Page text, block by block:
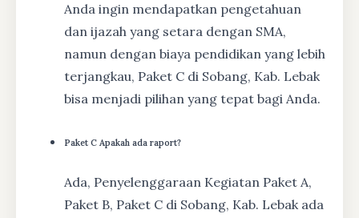
Anda ingin mendapatkan pengetahuan
dan ijazah yang setara dengan SMA,
namun dengan biaya pendidikan yang lebih
terjangkau, Paket C di Sobang, Kab. Lebak
bisa menjadi pilihan yang tepat bagi Anda.
Paket C Apakah ada raport?
Ada, Penyelenggaraan Kegiatan Paket A,
Paket B, Paket C di Sobang, Kab. Lebak ada